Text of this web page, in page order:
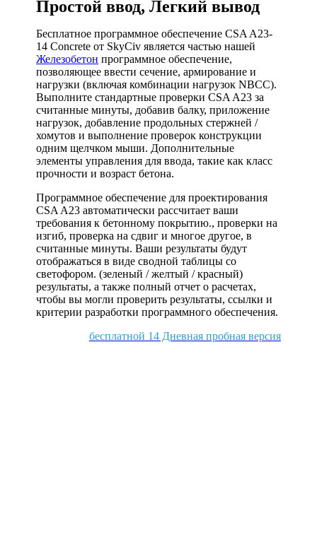
Простой ввод, Легкий вывод
Бесплатное программное обеспечение CSA A23-
14 Concrete от SkyCiv является частью нашей
Железобетон программное обеспечение,
позволяющее ввести сечение, армирование и
нагрузки (включая комбинации нагрузок NBCC).
Выполните стандартные проверки CSA A23 за
считанные минуты, добавив балку, приложение
нагрузок, добавление продольных стержней /
хомутов и выполнение проверок конструкции
одним щелчком мыши. Дополнительные
элементы управления для ввода, такие как класс
прочности и возраст бетона.
Программное обеспечение для проектирования
CSA A23 автоматически рассчитает ваши
требования к бетонному покрытию., проверки на
изгиб, проверка на сдвиг и многое другое, в
считанные минуты. Ваши результаты будут
отображаться в виде сводной таблицы со
светофором. (зеленый / желтый / красный)
результаты, а также полный отчет о расчетах,
чтобы вы могли проверить результаты, ссылки и
критерии разработки программного обеспечения.
бесплатной 14 Дневная пробная версия